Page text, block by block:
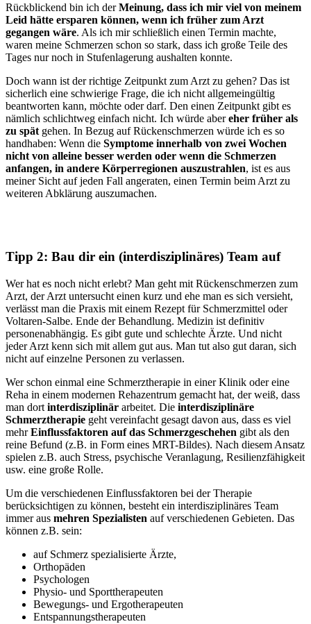
Rückblickend bin ich derMeinung, dass ich mir viel von meinem
Leid hätte ersparen können, wenn ich früher zum Arzt
gegangen wäre. Als ich mir schließlich einen Termin machte,
waren meine Schmerzen schon so stark, dass ich große Teile des
Tages nur noch in Stufenlagerung aushalten konnte.
Doch wann ist der richtige Zeitpunkt zum Arzt zu gehen? Das ist
sicherlich eine schwierige Frage, die ich nicht allgemeingültig
beantworten kann, möchte oder darf. Den einen Zeitpunkt gibt es
nämlich schlichtweg einfach nicht. Ich würde abereher früher als
zu spät gehen. In Bezug auf Rückenschmerzen würde ich es so
handhaben: Wenn die Symptome innerhalb von zwei Wochen
nicht von alleine besser werden oder wenn die Schmerzen
anfangen, in andere Körperregionen auszustrahlen, ist es aus
meiner Sicht auf jeden Fall angeraten, einen Termin beim Arzt zu
weiteren Abklärung auszumachen.
Tipp 2: Bau dir ein (interdisziplinäres) Team auf
Wer hat es noch nicht erlebt? Man geht mit Rückenschmerzen zum
Arzt, der Arzt untersucht einen kurz und ehe man es sich versieht,
verlässt man die Praxis mit einem Rezept für Schmerzmittel oder
Voltaren-Salbe. Ende der Behandlung. Medizin ist definitiv
personenabhängig. Es gibt gute und schlechte Ärzte. Und nicht
jeder Arzt kenn sich mit allem gut aus. Man tut also gut daran, sich
nicht auf einzelne Personen zu verlassen.
Wer schon einmal eine Schmerztherapie in einer Klinik oder eine
Reha in einem modernen Rehazentrum gemacht hat, der weiß, dass
man dort interdisziplinär arbeitet. Die interdisziplinäre
Schmerztherapie geht vereinfacht gesagt davon aus, dass es viel
mehrEinflussfaktoren auf das Schmerzgeschehen gibt als den
reine Befund (z.B. in Form eines MRT-Bildes). Nach diesem Ansatz
spielen z.B. auch Stress, psychische Veranlagung, Resilienzfähigkeit
usw. eine große Rolle.
Um die verschiedenen Einflussfaktoren bei der Therapie
berücksichtigen zu können, besteht ein interdisziplinäres Team
immer aus mehren Spezialisten auf verschiedenen Gebieten. Das
können z.B. sein:
auf Schmerz spezialisierte Ärzte,
Orthopäden
Psychologen
Physio- und Sporttherapeuten
Bewegungs- und Ergotherapeuten
Entspannungstherapeuten